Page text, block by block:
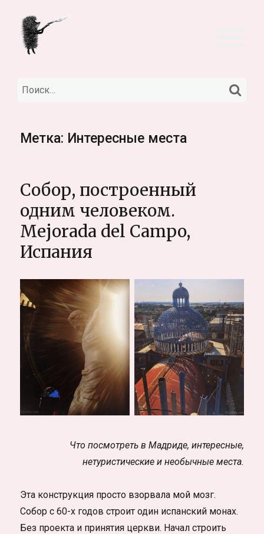
Искать:
Метка: Интересные места
Собор, построенный
одним человеком.
Mejorada del Campo,
Испания
Что посмотреть в Мадриде, интересные,
нетуристические и необычные места.
Эта конструкция просто взорвала мой мозг.
Собор с 60-х годов строит один испанский монах.
Без проекта и принятия церкви. Начал строить